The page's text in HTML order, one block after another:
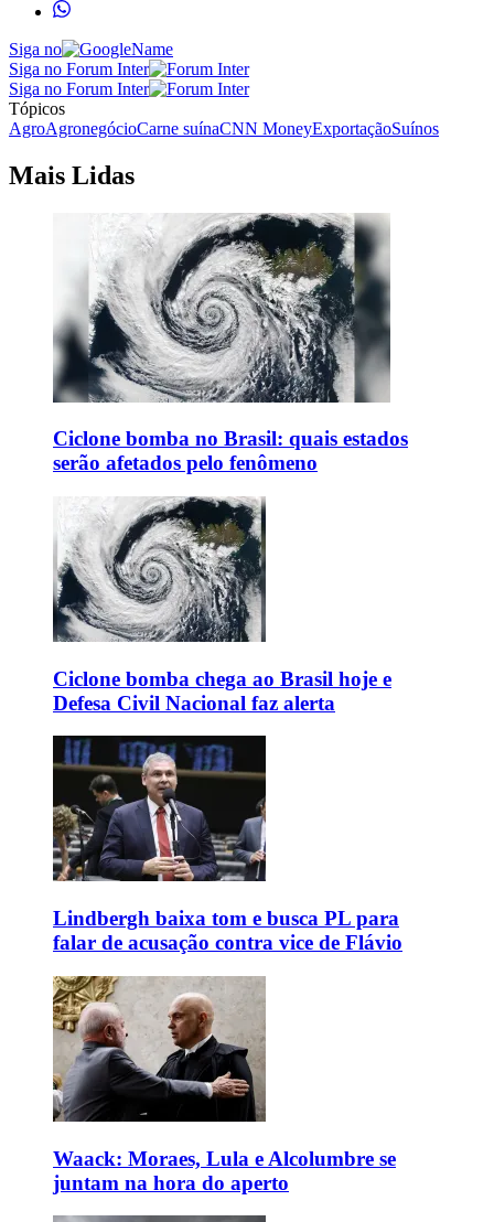
Siga no
Siga no Forum Inter
Siga no Forum Inter
Tópicos
AgroAgronegócioCarne suínaCNN MoneyExportaçãoSuínos
Mais Lidas
Ciclone bomba no Brasil: quais estados
serão afetados pelo fenômeno
Ciclone bomba chega ao Brasil hoje e
Defesa Civil Nacional faz alerta
Lindbergh baixa tom e busca PL para
falar de acusação contra vice de Flávio
Waack: Moraes, Lula e Alcolumbre se
juntam na hora do aperto